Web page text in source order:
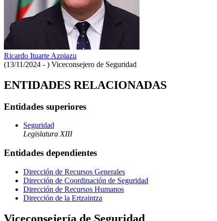
Ricardo Ituarte Azpiazu
(13/11/2024 - ) Viceconsejero de Seguridad
ENTIDADES RELACIONADAS
Entidades superiores
Seguridad
Legislatura XIII
Entidades dependientes
Dirección de Recursos Generales
Dirección de Coordinación de Seguridad
Dirección de Recursos Humanos
Dirección de la Ertzaintza
Viceconsejería de Seguridad